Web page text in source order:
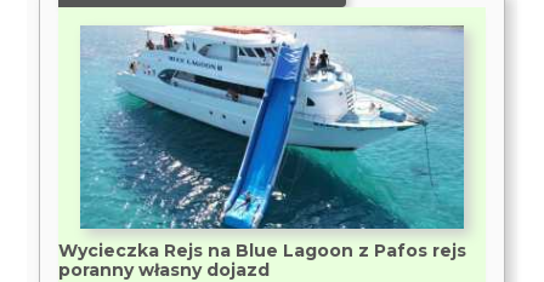
Wycieczka Rejs na Blue Lagoon z Pafos rejs
poranny własny dojazd